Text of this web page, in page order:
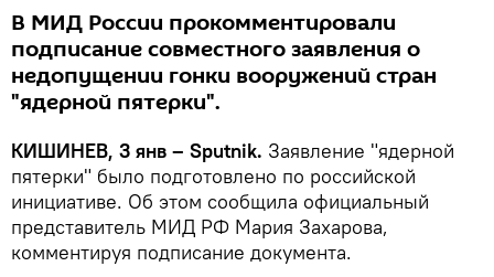
В МИД России прокомментировали
подписание совместного заявления о
недопущении гонки вооружений стран
"ядерной пятерки".
КИШИНЕВ, 3 янв – Sputnik. Заявление "ядерной
пятерки" было подготовлено по российской
инициативе. Об этом сообщила официальный
представитель МИД РФ Мария Захарова,
комментируя подписание документа.